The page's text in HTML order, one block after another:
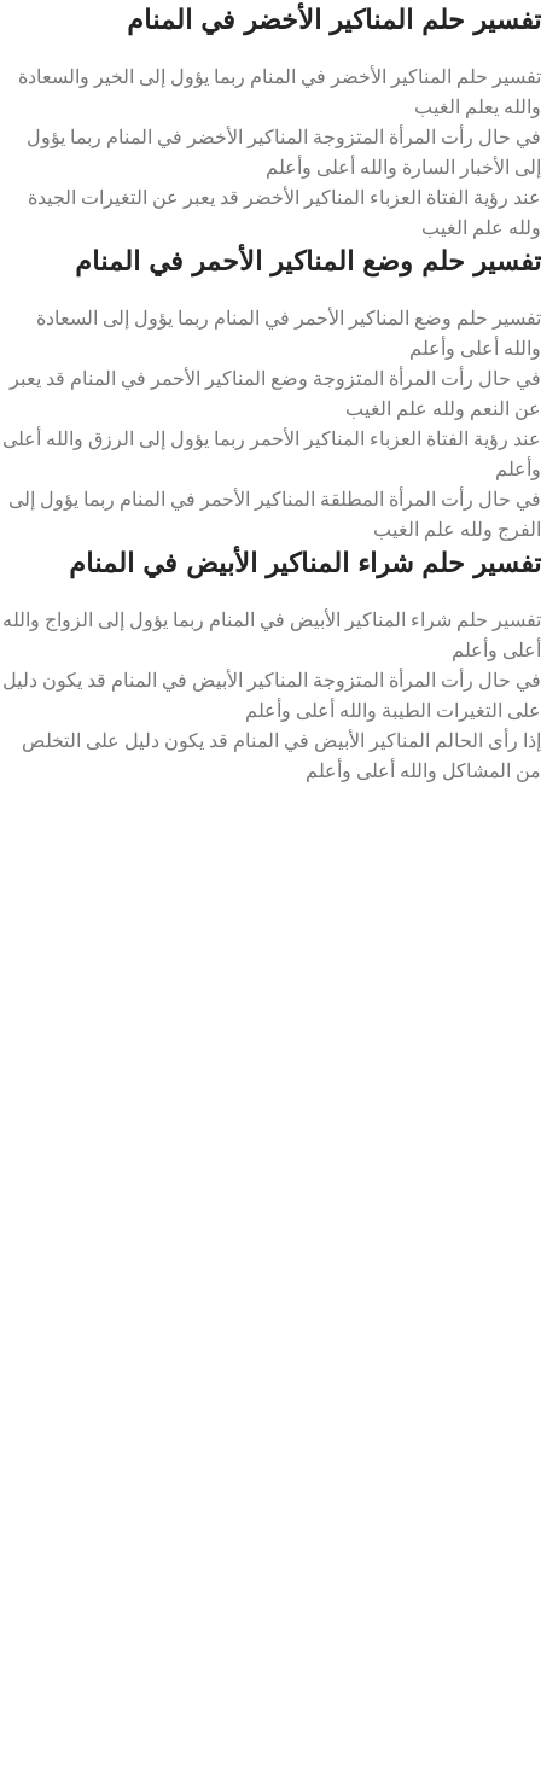
تفسير حلم المناكير الأخضر في المنام
تفسير حلم المناكير الأخضر في المنام ربما يؤول إلى الخير والسعادة
والله يعلم الغيب
في حال رأت المرأة المتزوجة المناكير الأخضر في المنام ربما يؤول
إلى الأخبار السارة والله أعلى وأعلم
عند رؤية الفتاة العزباء المناكير الأخضر قد يعبر عن التغيرات الجيدة
ولله علم الغيب
تفسير حلم وضع المناكير الأحمر في المنام
تفسير حلم وضع المناكير الأحمر في المنام ربما يؤول إلى السعادة
والله أعلى وأعلم
في حال رأت المرأة المتزوجة وضع المناكير الأحمر في المنام قد يعبر
عن النعم ولله علم الغيب
عند رؤية الفتاة العزباء المناكير الأحمر ربما يؤول إلى الرزق والله أعلى
وأعلم
في حال رأت المرأة المطلقة المناكير الأحمر في المنام ربما يؤول إلى
الفرج ولله علم الغيب
تفسير حلم شراء المناكير الأبيض في المنام
تفسير حلم شراء المناكير الأبيض في المنام ربما يؤول إلى الزواج والله
أعلى وأعلم
في حال رأت المرأة المتزوجة المناكير الأبيض في المنام قد يكون دليل
على التغيرات الطيبة والله أعلى وأعلم
إذا رأى الحالم المناكير الأبيض في المنام قد يكون دليل على التخلص
من المشاكل والله أعلى وأعلم